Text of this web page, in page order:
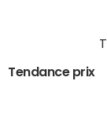
Tendance prix